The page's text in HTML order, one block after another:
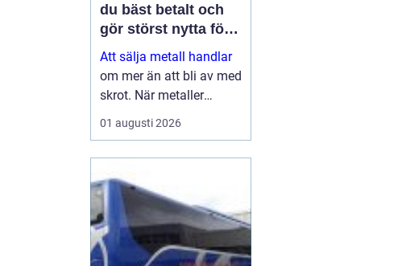
du bäst betalt och
gör störst nytta för
miljön
Att sälja metall handlar
om mer än att bli av med
skrot. När metaller
återvinns sparas stora
mängder energi, råvaror
och företag få en stabil
inkomstkälla geno...
01 augusti 2026